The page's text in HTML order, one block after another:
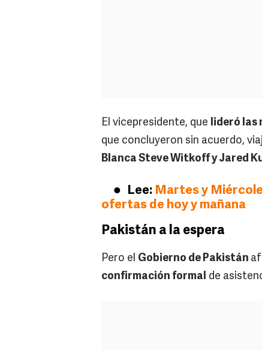
El vicepresidente, que lideró las
que concluyeron sin acuerdo,
Blanca Steve Witkoff y Jared
Lee: Martes y
ofertas de hoy y mañana
Pakistán a la espera
Pero el Gobierno de Pakistán
confirmación formal de